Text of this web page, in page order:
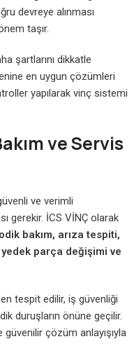
devreye alınması
taşır.
şartlarını dikkatle
en uygun çözümleri
yapılarak vinç sistemi
ve Servis
ve verimli
gerekir. İCS VİNÇ olarak
bakım, arıza tespiti,
parça değişimi ve
tespit edilir, iş güvenliği
duruşların önüne geçilir.
güvenilir çözüm anlayışıyla